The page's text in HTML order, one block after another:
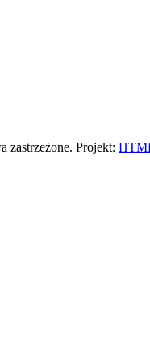
zastrzeżone. Projekt: